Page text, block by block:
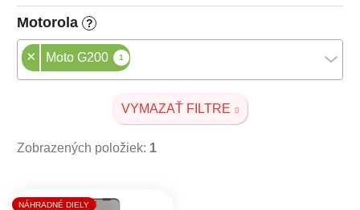
Motorola ?
× Moto G200 1
VYMAZAŤ FILTRE
Zobrazených položiek: 1
Výpis produktov
NÁHRADNÉ DIELY